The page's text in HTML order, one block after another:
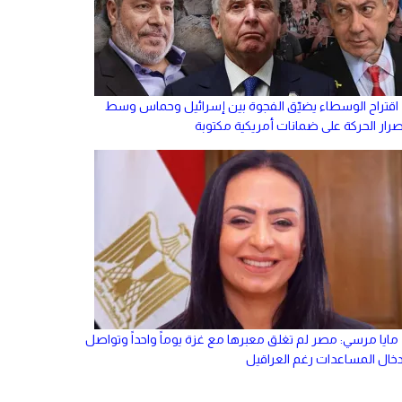
اقتراح الوسطاء يضيّق الفجوة بين إسرائيل وحماس وسط
الحركة على ضمانات أمريكية مكتوبة
مايا مرسي: مصر لم تغلق معبرها مع غزة يوماً واحداً وتواصل
المساعدات رغم العراقيل